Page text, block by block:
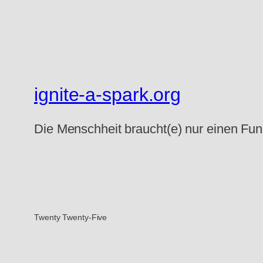
ignite-a-spark.org
Die Menschheit braucht(e) nur einen
Twenty Twenty-Five